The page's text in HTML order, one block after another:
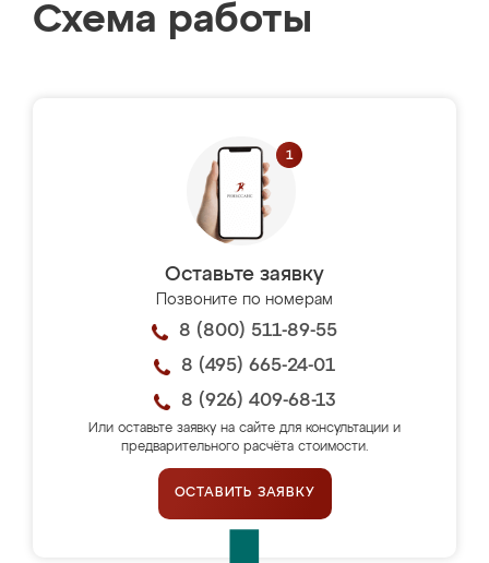
Схема работы
Оставьте заявку
Позвоните по номерам
8 (800) 511-89-55
8 (495) 665-24-01
8 (926) 409-68-13
Или оставьте заявку на сайте для консультации и
предварительного расчёта стоимости.
ОСТАВИТЬ ЗАЯВКУ